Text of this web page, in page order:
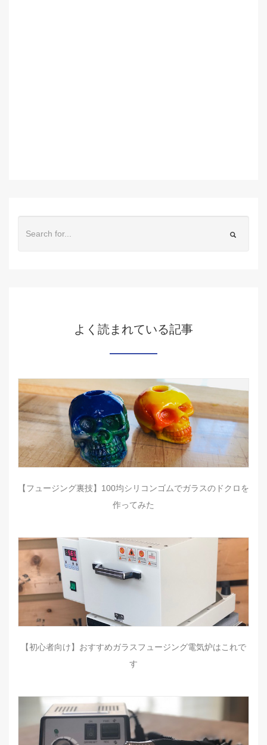
よく読まれている記事
【フュージング裏技】100均シリコンゴムでガラスのドクロを
作ってみた
【初心者向け】おすすめガラスフュージング電気炉はこれで
す